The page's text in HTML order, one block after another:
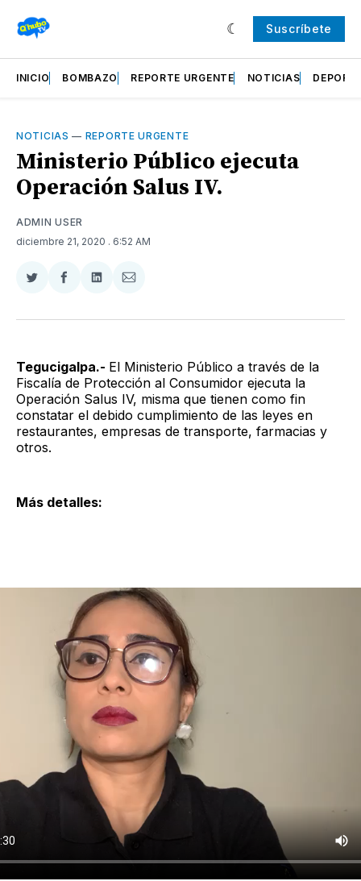
Suscríbete
INICIO BOMBAZO REPORTE URGENTE NOTICIAS
NOTICIAS — REPORTE URGENTE
Ministerio Público ejecuta
Operación Salus IV.
ADMIN USER
diciembre 21, 2020 . 6:52 AM
Compartir
Twitter
Compartir
Facebook
Compartir
LinkedIn
Compartir
Email
Tegucigalpa.- El Ministerio Público a través de la
Fiscalía de Protección al Consumidor ejecuta la
Operación Salus IV, misma que tienen como fin
constatar el debido cumplimiento de las leyes en
restaurantes, empresas de transporte, farmacias y
otros.
Más detalles: